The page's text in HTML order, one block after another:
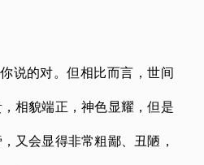
说的对。但相比而言，世间
相貌端正，神色显耀，但是
又会显得非常粗鄙、丑陋，